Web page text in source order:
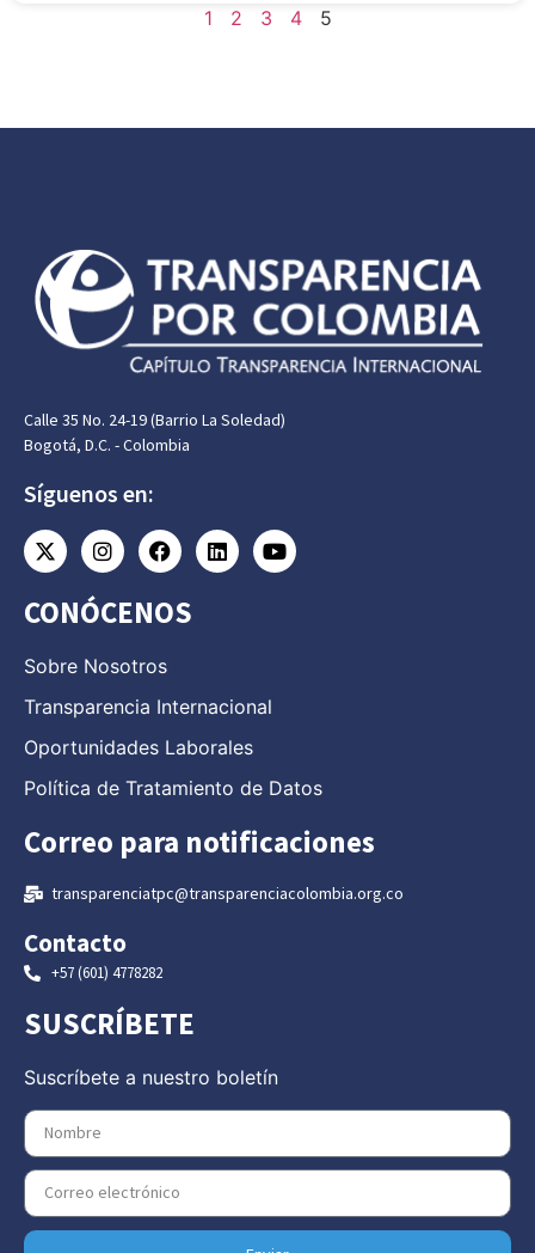
1 2 3 4 5
Calle 35 No. 24-19 (Barrio La Soledad)
Bogotá, D.C. - Colombia
Síguenos en:
CONÓCENOS
Sobre Nosotros
Transparencia Internacional
Oportunidades Laborales
Política de Tratamiento de Datos
Correo para notificaciones
transparenciatpc@transparenciacolombia.org.co
Contacto
+57 (601) 4778282
SUSCRÍBETE
Suscríbete a nuestro boletín